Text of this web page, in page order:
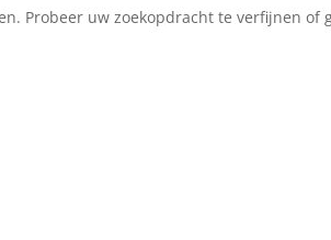
Probeer uw zoekopdracht te verfijnen of